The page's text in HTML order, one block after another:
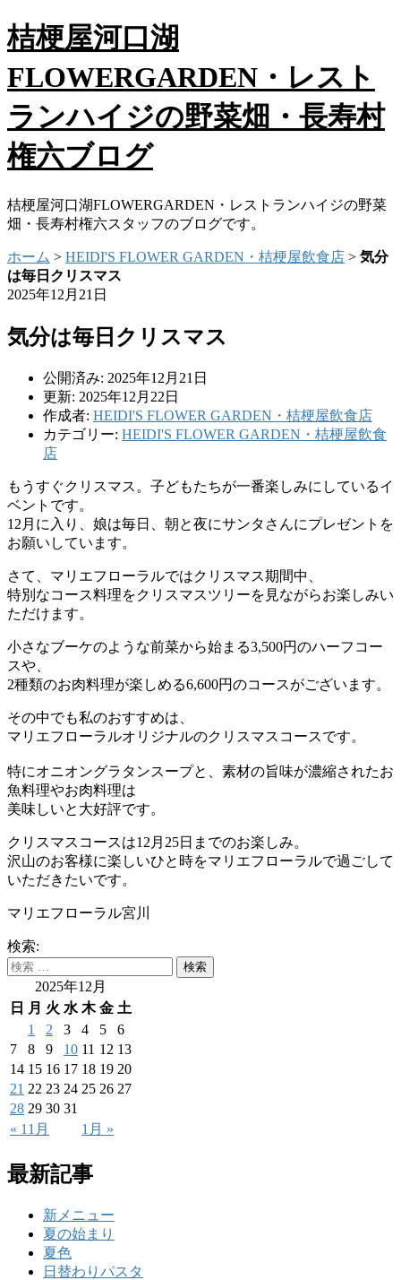
桔梗屋河口湖
FLOWERGARDEN・レスト
ランハイジの野菜畑・長寿村
権六ブログ
桔梗屋河口湖FLOWERGARDEN・レストランハイジの野菜
畑・長寿村権六スタッフのブログです。
ホーム > HEIDI'S FLOWER GARDEN・桔梗屋飲食店 > 気分
は毎日クリスマス
2025年12月21日
気分は毎日クリスマス
公開済み: 2025年12月21日
更新: 2025年12月22日
作成者: HEIDI'S FLOWER GARDEN・桔梗屋飲食店
カテゴリー: HEIDI'S FLOWER GARDEN・桔梗屋飲食
店
もうすぐクリスマス。子どもたちが一番楽しみにしているイ
ベントです。
12月に入り、娘は毎日、朝と夜にサンタさんにプレゼントを
お願いしています。
さて、マリエフローラルではクリスマス期間中、
特別なコース料理をクリスマスツリーを見ながらお楽しみい
ただけます。
小さなブーケのような前菜から始まる3,500円のハーフコー
スや、
2種類のお肉料理が楽しめる6,600円のコースがございます。
その中でも私のおすすめは、
マリエフローラルオリジナルのクリスマスコースです。
特にオニオングラタンスープと、素材の旨味が濃縮されたお
魚料理やお肉料理は
美味しいと大好評です。
クリスマスコースは12月25日までのお楽しみ。
沢山のお客様に楽しいひと時をマリエフローラルで過ごして
いただきたいです。
マリエフローラル宮川
検索:
2025年12月
日
月 火 水 木 金 土
« 11月 1月 »
1 2 3 4 5
6
7
8 9 10 11 12 13
14 15 16 17 18 19 20
21 22 23 24 25 26 27
28 29 30 31
最新記事
新メニュー
夏の始まり
夏色
日替わりパスタ